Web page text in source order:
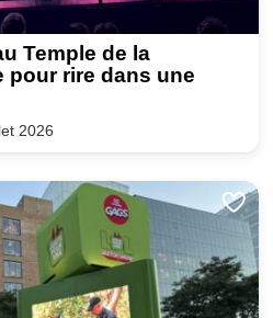
Temple de la
pour rire dans une
2026